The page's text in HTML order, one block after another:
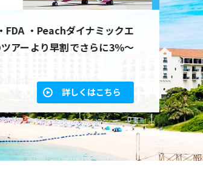
楽しいくじ… 楽しいコンテン
す♪ また、支払いはPayPay
す。
詳しくはこちら
行対